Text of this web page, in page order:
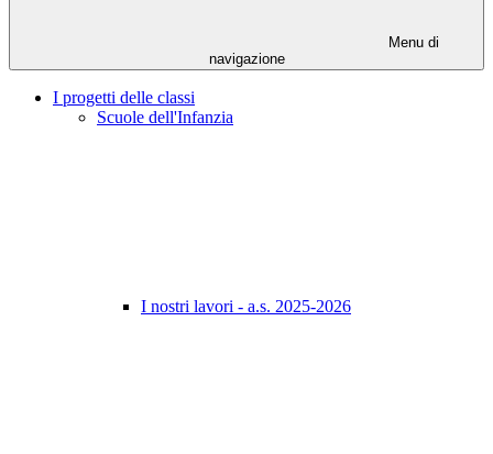
Menu di
navigazione
I progetti delle classi
Scuole dell'Infanzia
I nostri lavori - a.s. 2025-2026